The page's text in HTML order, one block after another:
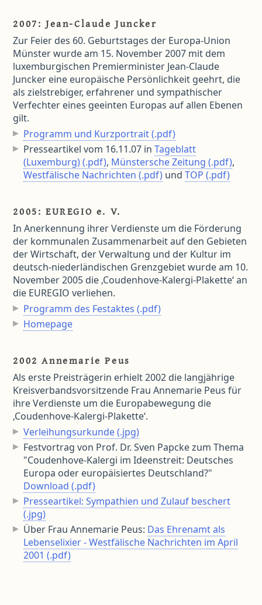
2007: Jean-Claude Juncker
Zur Feier des 60. Geburtstages der Europa-Union
Münster wurde am 15. November 2007 mit dem
luxemburgischen Premierminister Jean-Claude
Juncker eine europäische Persönlichkeit geehrt, die
als zielstrebiger, erfahrener und sympathischer
Verfechter eines geeinten Europas auf allen Ebenen
gilt.
Programm und Kurzportrait (.pdf)
Presseartikel vom 16.11.07 inTageblatt
(Luxemburg) (.pdf), Münstersche Zeitung (.pdf),
Westfälische Nachrichten (.pdf) undTOP (.pdf)
2005: EUREGIO e. V.
In Anerkennung ihrer Verdienste um die Förderung
der kommunalen Zusammenarbeit auf den Gebieten
der Wirtschaft, der Verwaltung und der Kultur im
deutsch-niederländischen Grenzgebiet wurde am 10.
November 2005 die ‚Coudenhove-Kalergi-Plakette‘ an
die EUREGIO verliehen.
Programm des Festaktes (.pdf)
Homepage
2002 Annemarie Peus
Als erste Preisträgerin erhielt 2002 die langjährige
Kreisverbandsvorsitzende Frau Annemarie Peus für
ihre Verdienste um die Europabewegung die
‚Coudenhove-Kalergi-Plakette‘.
Verleihungsurkunde (.jpg)
Festvortrag von Prof. Dr. Sven Papcke zum Thema
"Coudenhove-Kalergi im Ideenstreit: Deutsches
Europa oder europäisiertes Deutschland?"
Download (.pdf)
Presseartikel: Sympathien und Zulauf beschert
(.jpg)
Über Frau Annemarie Peus: Das Ehrenamt als
Lebenselixier - Westfälische Nachrichten im April
2001 (.pdf)